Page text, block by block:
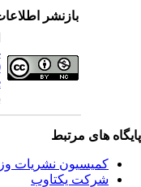
بازنشر اطلاعات
های مرتبط
کمیسیون نشریات
شرکت یکتاوب